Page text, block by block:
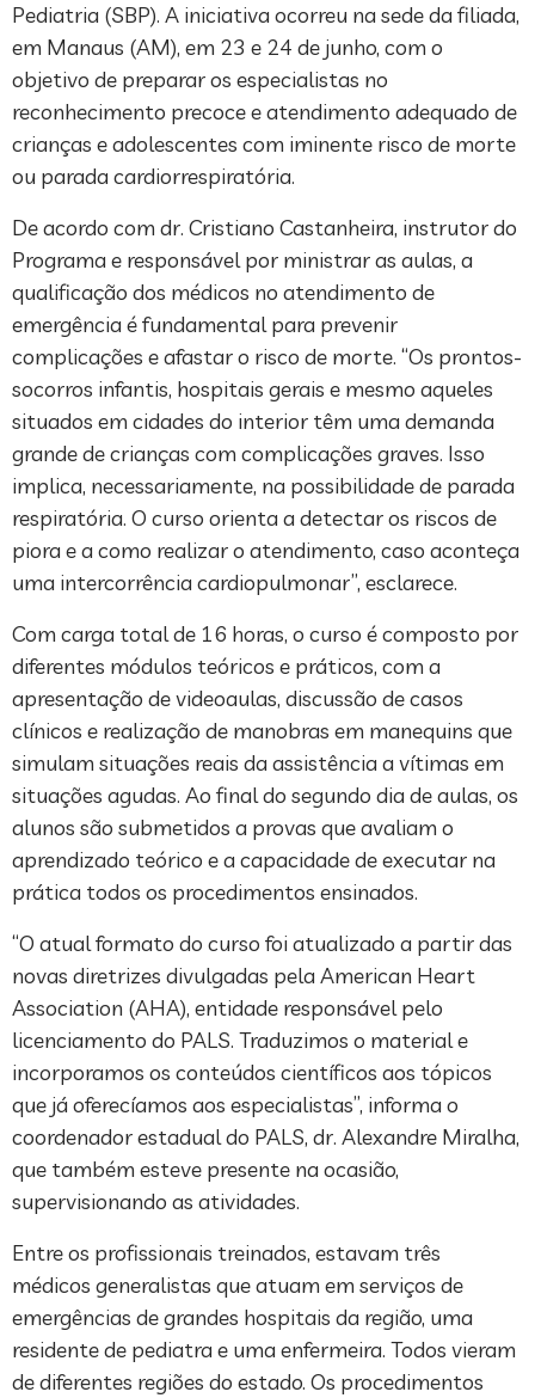
Pediatria (SBP). A iniciativa ocorreu na sede da filiada,
em Manaus (AM), em 23 e 24 de junho, com o
objetivo de preparar os especialistas no
reconhecimento precoce e atendimento adequado de
crianças e adolescentes com iminente risco de morte
ou parada cardiorrespiratória.
De acordo com dr. Cristiano Castanheira, instrutor do
Programa e responsável por ministrar as aulas, a
qualificação dos médicos no atendimento de
emergência é fundamental para prevenir
complicações e afastar o risco de morte. “Os prontos-
socorros infantis, hospitais gerais e mesmo aqueles
situados em cidades do interior têm uma demanda
grande de crianças com complicações graves. Isso
implica, necessariamente, na possibilidade de parada
respiratória. O curso orienta a detectar os riscos de
piora e a como realizar o atendimento, caso aconteça
uma intercorrência cardiopulmonar”, esclarece.
Com carga total de 16 horas, o curso é composto por
diferentes módulos teóricos e práticos, com a
apresentação de videoaulas, discussão de casos
clínicos e realização de manobras em manequins que
simulam situações reais da assistência a vítimas em
situações agudas. Ao final do segundo dia de aulas, os
alunos são submetidos a provas que avaliam o
aprendizado teórico e a capacidade de executar na
prática todos os procedimentos ensinados.
“O atual formato do curso foi atualizado a partir das
novas diretrizes divulgadas pela American Heart
Association (AHA), entidade responsável pelo
licenciamento do PALS. Traduzimos o material e
incorporamos os conteúdos científicos aos tópicos
que já oferecíamos aos especialistas”, informa o
coordenador estadual do PALS, dr. Alexandre Miralha,
que também esteve presente na ocasião,
supervisionando as atividades.
Entre os profissionais treinados, estavam três
médicos generalistas que atuam em serviços de
emergências de grandes hospitais da região, uma
residente de pediatra e uma enfermeira. Todos vieram
de diferentes regiões do estado. Os procedimentos